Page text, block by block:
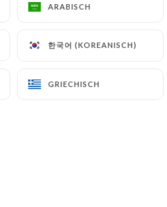
ARABISCH
한국어 (KOREANISCH)
GRIECHISCH
ARABISCH
한국어 (KOREANISCH)
GRIECHISCH